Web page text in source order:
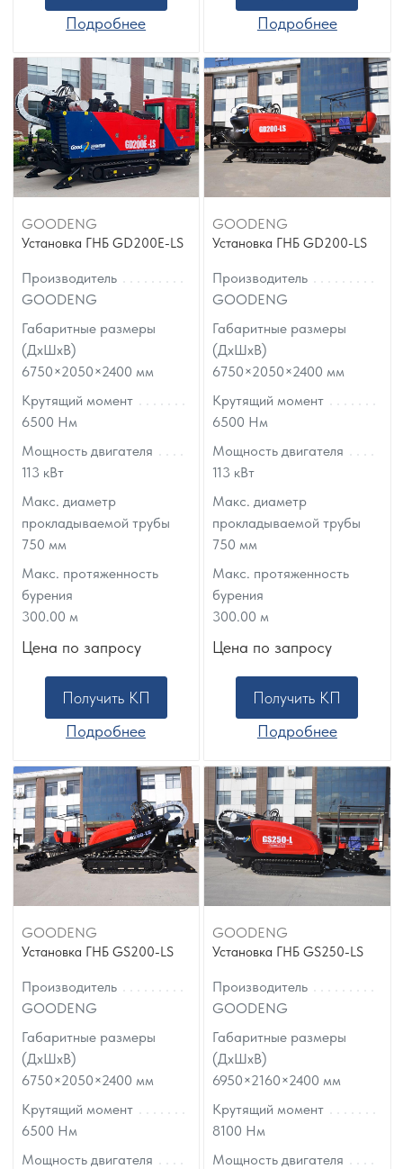
Подробнее
Подробнее
GOODENG
Установка ГНБ GD200E-LS
Производитель
GOODENG
Габаритные размеры
(ДхШхВ)
6750×2050×2400 мм
Крутящий момент
6500 Нм
Мощность двигателя
113 кВт
Макс. диаметр
прокладываемой трубы
750 мм
Макс. протяженность
бурения
300.00 м
Цена по запросу
Получить КП
Подробнее
GOODENG
Установка ГНБ GD200-LS
Производитель
GOODENG
Габаритные размеры
(ДхШхВ)
6750×2050×2400мм
Крутящий момент
6500 Нм
Мощность двигателя
113 кВт
Макс. диаметр
прокладываемой трубы
750мм
Макс. протяженность
бурения
300.00м
Цена по запросу
Получить КП
Подробнее
GOODENG
Установка ГНБ GS200-LS
Производитель
GOODENG
Габаритные размеры
(ДхШхВ)
6750×2050×2400 мм
Крутящий момент
6500 Нм
Мощность двигателя
GOODENG
Установка ГНБ GS250-LS
Производитель
GOODENG
Габаритные размеры
(ДхШхВ)
6950×2160×2400 мм
Крутящий момент
8100 Нм
Мощность двигателя